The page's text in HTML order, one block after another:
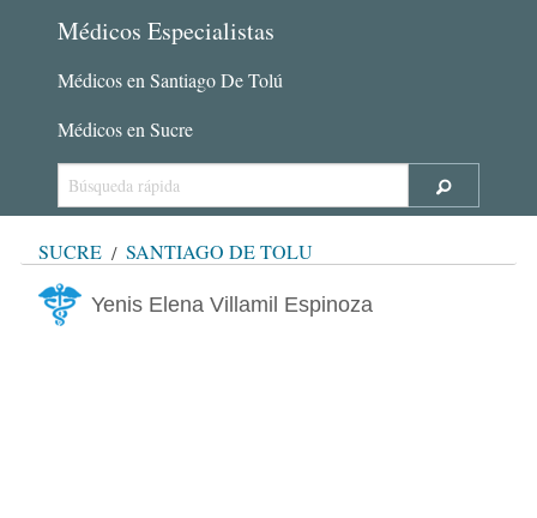
Médicos Especialistas
Médicos en Santiago De Tolú
Médicos en Sucre
SUCRE SANTIAGO DE TOLÚ
Yenis Elena Villamil Espinoza